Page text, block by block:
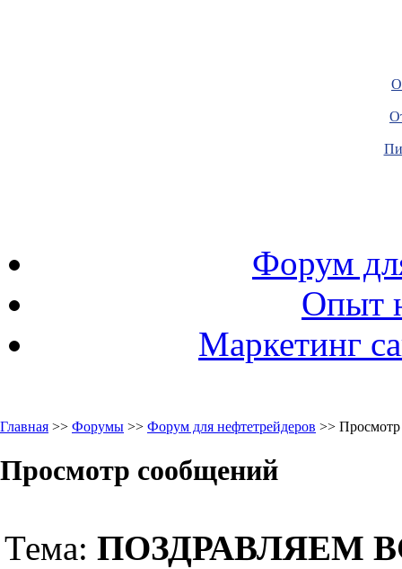
Форум
Опыт
Маркетинг
Главная >> Форумы >> Форум для нефтетрейдеров >>
Просмотр сообщений
Тема: ПОЗДРАВЛЯЕМ